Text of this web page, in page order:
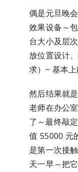
偶是元旦晚
效果设备～
台大小及层
放位置设计
求）~ 基本
然后结果就
老师在办公
了～最终敲
值 55000 元
是第一次接
天一早～把